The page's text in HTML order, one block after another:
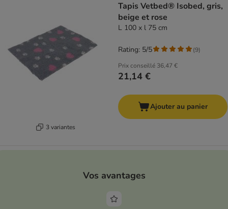
3 variantes
Tapis Vetbed® Isobed, gris,
beige et rose
L 100 x l 75 cm
Prix conseillé 36,47 €
21,14 €
Rating: 5/5 (9)
Ajouter au panier
Vos avantages